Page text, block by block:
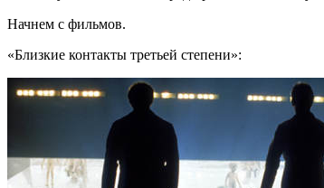
Начнем с фильмов.
«Близкие контакты третьей степени»: